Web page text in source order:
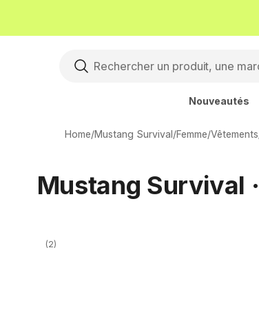
Nouveautés
Home/Mustang Survival/Femme/Vêtements
Mustang Survival
(2)